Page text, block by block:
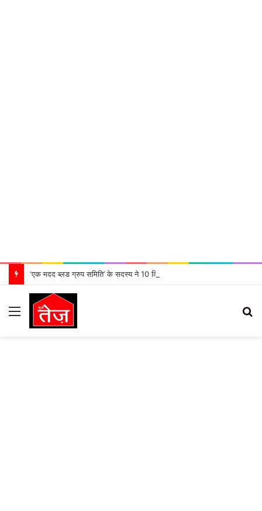
‘एक मदद ब्लड ग्रुप समिति’ के सदस्य ने 10 दिन के मासूम को दिया नया जीवन
Menu